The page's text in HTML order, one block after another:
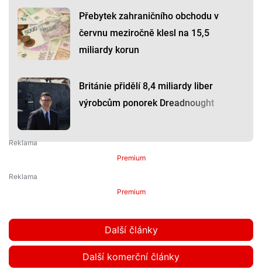
Přebytek zahraničního obchodu v
červnu meziročně klesl na 15,5
miliardy korun
Británie přidělí 8,4 miliardy liber
výrobcům ponorek Dreadnought
Premium
Premium
Další články
Další komerční články